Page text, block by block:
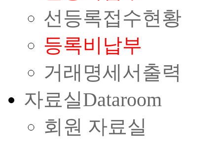
선등록접수현황
등록비납부
거래명세서출력
자료실Dataroom
회원 자료실